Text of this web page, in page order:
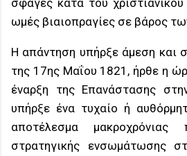
σφαγές κατά του
ωμές βιαιοπραγίες σε βάρος
Η απάντηση υπήρξε άμεση και
της 17ης Μαΐου 1821, ήρθε η
έναρξη της Επανάστασης
υπήρξε ένα τυχαίο ή
αποτέλεσμα μακροχρόνιας
στρατηγικής ενσωμάτωσης